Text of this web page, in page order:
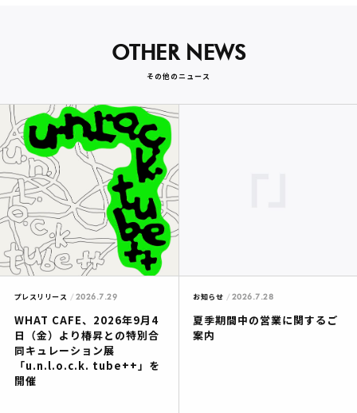
OTHER NEWS
その他のニュース
プレスリリース 2026.7.29
WHAT CAFE、2026年9月4
日（金）より椿昇との特別合
同キュレーション展
「u.n.l.o.c.k. tube++」を
開催
お知らせ 2026.7.28
夏季期間中の営業に関するご
案内